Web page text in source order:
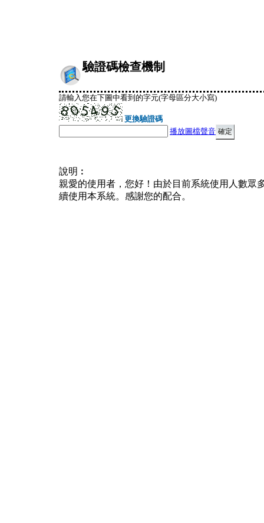
驗證碼檢查機制
請輸入您在下圖中看到的字元(字母區分大小寫)
更換驗證碼
播放圖檔聲音
說明︰
親愛的使用者，您好！由於目前系統使用人數眾
續使用本系統。感謝您的配合。